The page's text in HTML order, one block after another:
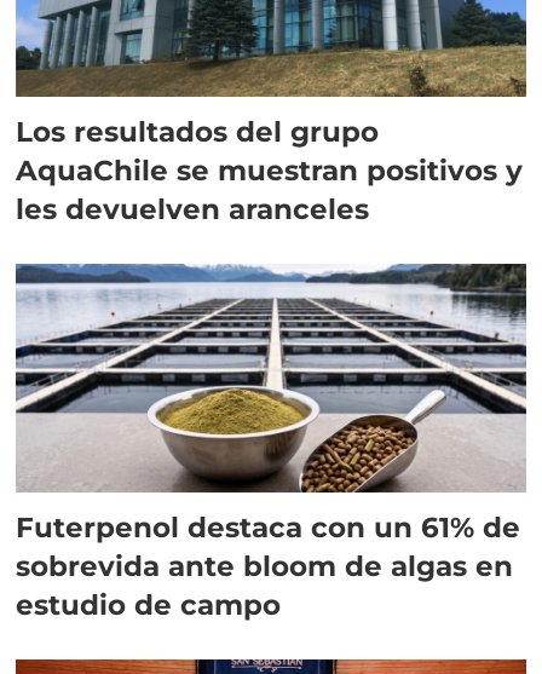
Los resultados del grupo
AquaChile se muestran positivos y
les devuelven aranceles
Futerpenol destaca con un 61% de
sobrevida ante bloom de algas en
estudio de campo